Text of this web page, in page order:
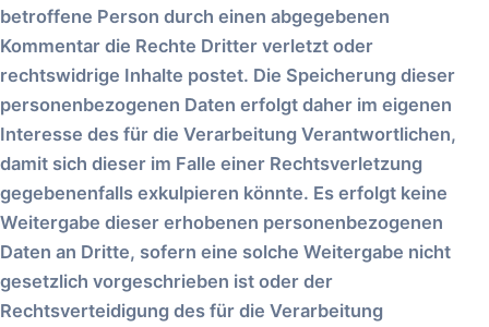
betroffene Person durch einen abgegebenen
Kommentar die Rechte Dritter verletzt oder
rechtswidrige Inhalte postet. Die Speicherung dieser
personenbezogenen Daten erfolgt daher im eigenen
Interesse des für die Verarbeitung Verantwortlichen,
damit sich dieser im Falle einer Rechtsverletzung
gegebenenfalls exkulpieren könnte. Es erfolgt keine
Weitergabe dieser erhobenen personenbezogenen
Daten an Dritte, sofern eine solche Weitergabe nicht
gesetzlich vorgeschrieben ist oder der
Rechtsverteidigung des für die Verarbeitung